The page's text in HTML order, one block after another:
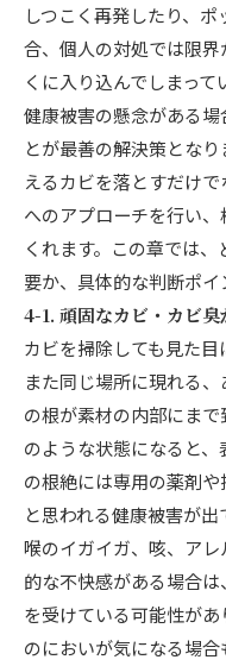
しつこく再発したり、
合、個人の対処では限
くに入り込んでしまっ
健康被害の懸念がある
とが最善の解決策とな
えるカビを落とすだけ
へのアプローチを行い
くれます。この章では
要か、具体的な判断ポイ
4-1. 頑固なカビ・カビ
カビを掃除しても見た
また同じ場所に現れる
の根が素材の内部にま
のような状態になると
の根絶には専用の薬剤
と思われる健康被害が出
喉のイガイガ、咳、ア
的な不快感がある場合
を受けている可能性が
のにおいが気になる場